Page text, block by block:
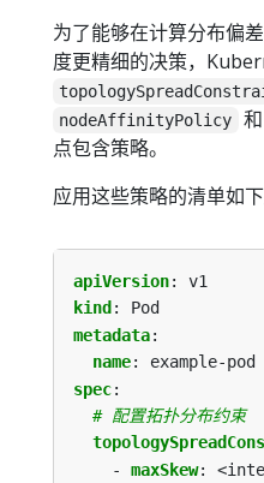
为了能够在计算分布偏
度更精细的决策，
nodeAffinityPolicy 和
点包含策略。
应用这些策略的清单如下
apiVersion:
v1
kind :
Pod
metadata:
name:
example-pod
spec:
# 配置拓扑分布约束
- maxSkew: